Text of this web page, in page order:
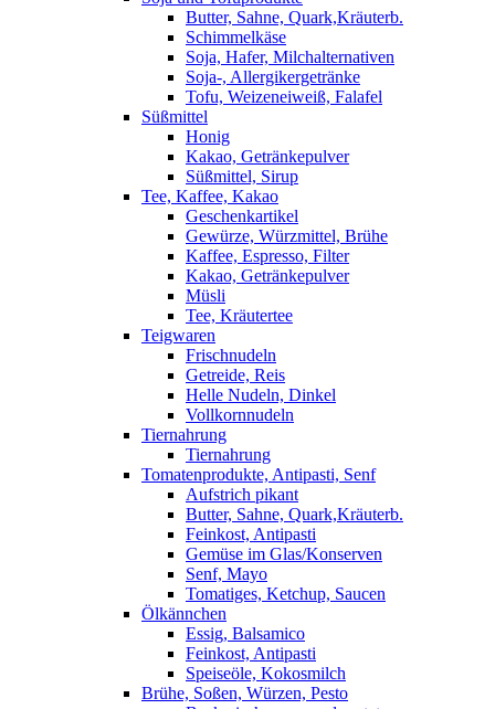
Butter, Sahne, Quark,Kräuterb.
Schimmelkäse
Soja, Hafer, Milchalternativen
Soja-, Allergikergetränke
Tofu, Weizeneiweiß, Falafel
Süßmittel
Honig
Kakao, Getränkepulver
Süßmittel, Sirup
Tee, Kaffee, Kakao
Geschenkartikel
Gewürze, Würzmittel, Brühe
Kaffee, Espresso, Filter
Kakao, Getränkepulver
Müsli
Tee, Kräutertee
Teigwaren
Frischnudeln
Getreide, Reis
Helle Nudeln, Dinkel
Vollkornnudeln
Tiernahrung
Tiernahrung
Tomatenprodukte, Antipasti, Senf
Aufstrich pikant
Butter, Sahne, Quark,Kräuterb.
Feinkost, Antipasti
Gemüse im Glas/Konserven
Senf, Mayo
Tomatiges, Ketchup, Saucen
Ölkännchen
Essig, Balsamico
Feinkost, Antipasti
Speiseöle, Kokosmilch
Brühe, Soßen, Würzen, Pesto